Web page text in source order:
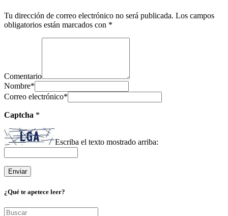
Tu dirección de correo electrónico no será publicada. Los campos
obligatorios están marcados con *
Comentario
Nombre*
Correo electrónico*
Captcha *
Escriba el texto mostrado arriba:
¿Qué te apetece leer?